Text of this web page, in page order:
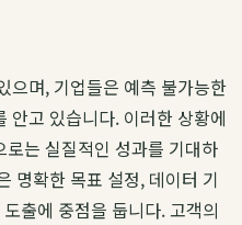
으며, 기업들은 예측 불가능한
안고 있습니다. 이러한 상황에
는 실질적인 성과를 기대하
명확한 목표 설정, 데이터 기
출에 중점을 둡니다.고객의